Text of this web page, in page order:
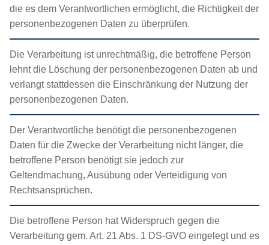
die es dem Verantwortlichen ermöglicht, die Richtigkeit der
personenbezogenen Daten zu überprüfen.
Die Verarbeitung ist unrechtmäßig, die betroffene Person
lehnt die Löschung der personenbezogenen Daten ab und
verlangt stattdessen die Einschränkung der Nutzung der
personenbezogenen Daten.
Der Verantwortliche benötigt die personenbezogenen
Daten für die Zwecke der Verarbeitung nicht länger, die
betroffene Person benötigt sie jedoch zur
Geltendmachung, Ausübung oder Verteidigung von
Rechtsansprüchen.
Die betroffene Person hat Widerspruch gegen die
Verarbeitung gem. Art. 21 Abs. 1 DS-GVO eingelegt und es